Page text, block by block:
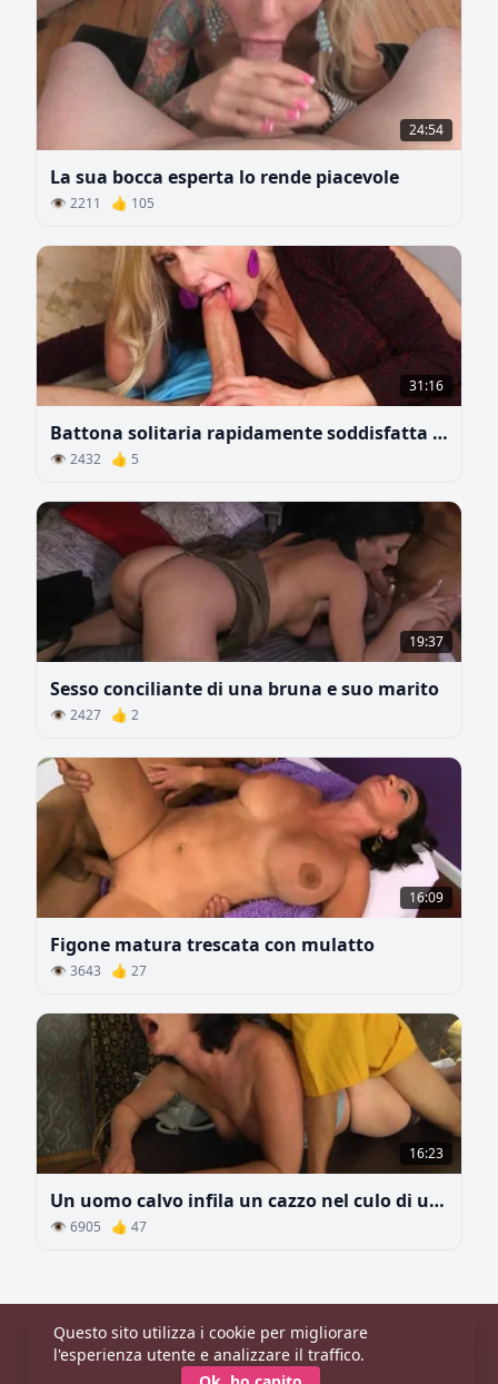
24:54
La sua bocca esperta lo rende piacevole
👁 2211 👍 105
31:16
Battona solitaria rapidamente soddisfatta di un grosso cazzo
👁 2432 👍 5
19:37
Sesso conciliante di una bruna e suo marito
👁 2427 👍 2
16:09
Figone matura trescata con mulatto
👁 3643 👍 27
16:23
Un uomo calvo infila un cazzo nel culo di una donna sul tavolo
👁 6905 👍 47
Principale |Categorie|Modelle
© 2026 CaldaDonna.com
Questo sito utilizza i cookie per migliorare
l'esperienza utente e analizzare il traffico.